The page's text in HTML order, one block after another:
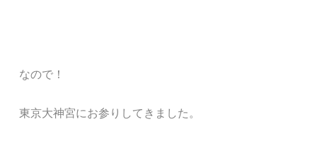
なので！
東京大神宮にお参りしてきました。